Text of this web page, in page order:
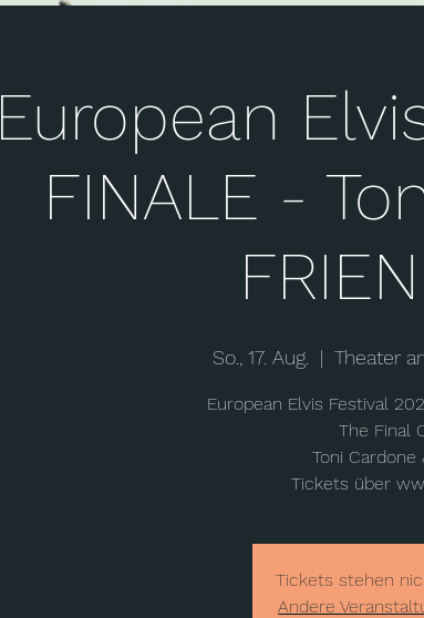
European
FINALE -
So., 17. Aug.
  |
Theater
European Elvis Festival
The Final
Toni Cardone
Tickets über
Tickets stehen
Andere